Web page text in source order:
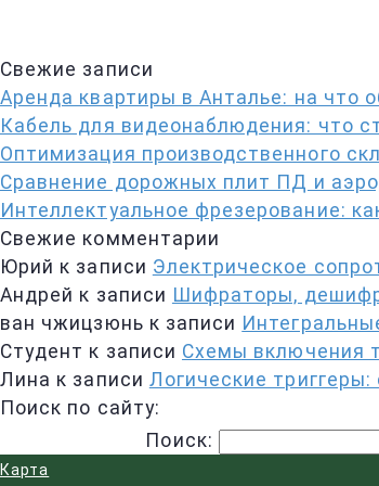
Свежие записи
Аренда квартиры в Анталье: на что
Кабель для видеонаблюдения: что
Оптимизация производственного
Сравнение дорожных плит ПД и
Интеллектуальное фрезерование:
Свежие комментарии
Юрий к записи Электрическое
Андрей к записи Шифраторы,
ван чжицзюнь к записи
Студент к записи Схемы включения
Лина к записи Логические
Поиск по сайту:
Поиск:
Карта